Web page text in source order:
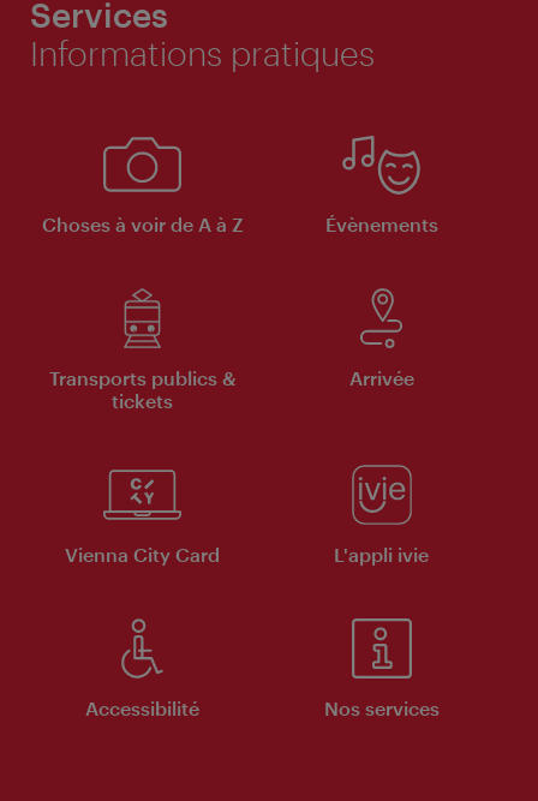
Services
Informations pratiques
Choses à voir de A à Z Évènements
Transports publics &
tickets
Arrivée
Vienna City Card L'appli ivie
Accessibilité Nos services